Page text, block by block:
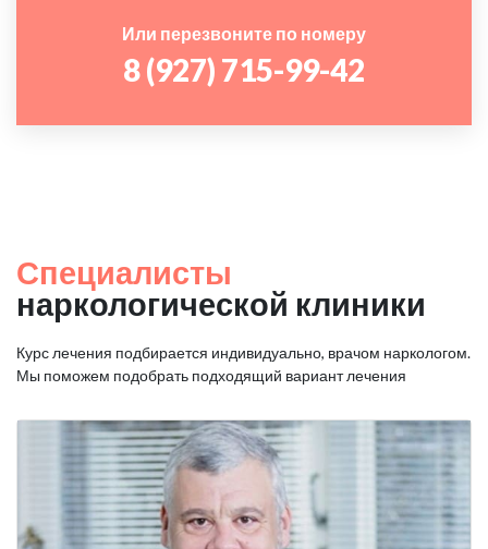
Или перезвоните по номеру
8 (927) 715-99-42
Специалисты
наркологической клиники
Курс лечения подбирается индивидуально, врачом наркологом.
Мы поможем подобрать подходящий вариант лечения